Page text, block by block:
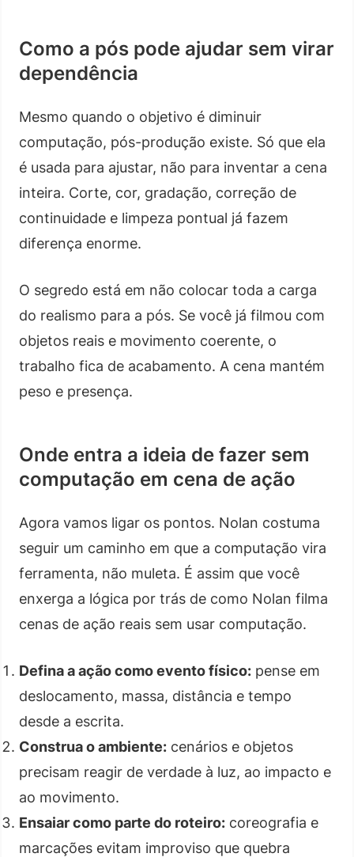
Como a pós pode ajudar sem virar
dependência
Mesmo quando o objetivo é diminuir
computação, pós-produção existe. Só que ela
é usada para ajustar, não para inventar a cena
inteira. Corte, cor, gradação, correção de
continuidade e limpeza pontual já fazem
diferença enorme.
O segredo está em não colocar toda a carga
do realismo para a pós. Se você já filmou com
objetos reais e movimento coerente, o
trabalho fica de acabamento. A cena mantém
peso e presença.
Onde entra a ideia de fazer sem
computação em cena de ação
Agora vamos ligar os pontos. Nolan costuma
seguir um caminho em que a computação vira
ferramenta, não muleta. É assim que você
enxerga a lógica por trás de como Nolan filma
cenas de ação reais sem usar computação.
Defina a ação como evento físico: pense em
deslocamento, massa, distância e tempo
desde a escrita.
Construa o ambiente: cenários e objetos
precisam reagir de verdade à luz, ao impacto e
ao movimento.
Ensaiar como parte do roteiro: coreografia e
marcações evitam improviso que quebra